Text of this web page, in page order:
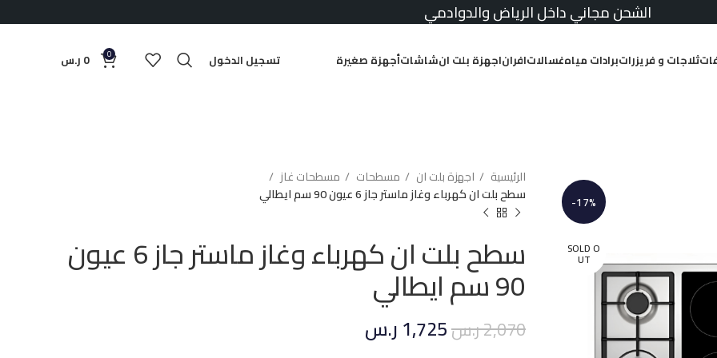
الشحن مجاني داخل الرياض والدوادمي
ثلاجات و فريزراتبرادات مياهغسالاتافراناجهزة بلت انشاشاتأجهزة صغيرة تسجيل الدخول 0
0 ر.س
-17%
SOLD O
UT
الرئيسية اجهزة بلت ان مسطحات
مسطحات غاز
سطح بلت ان كهرباء وغاز ماستر جاز 6 عيون 90 سم ايطالي
سطح بلت ان كهرباء وغاز ماستر جاز 6 عيون
90 سم ايطالي
2,070ر.س1,725ر.س